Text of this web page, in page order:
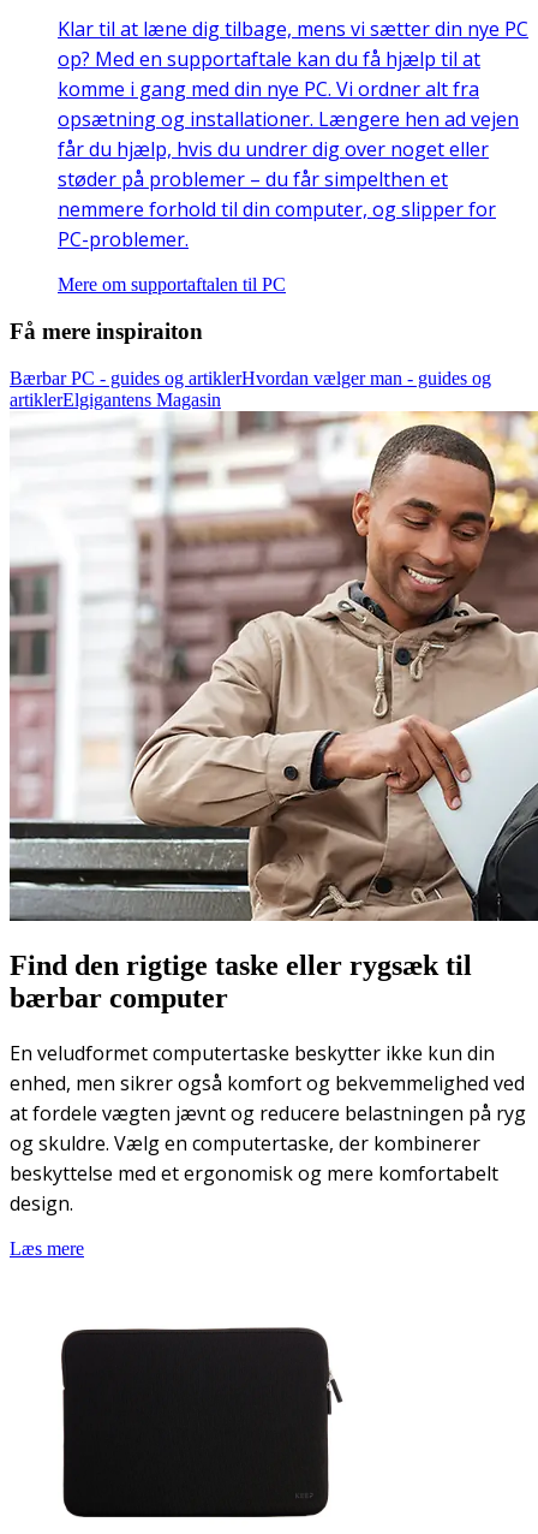
Klar til at læne dig tilbage, mens vi sætter din nye PC
op? Med en supportaftale kan du få hjælp til at
komme i gang med din nye PC. Vi ordner alt fra
opsætning og installationer. Længere hen ad vejen
får du hjælp, hvis du undrer dig over noget eller
støder på problemer – du får simpelthen et
nemmere forhold til din computer, og slipper for
PC-problemer.
Mere om supportaftalen til PC
Få mere inspiraiton
Bærbar PC - guides og artiklerHvordan vælger man - guides og
artiklerElgigantens Magasin
Find den rigtige taske eller rygsæk til
bærbar computer
En veludformet computertaske beskytter ikke kun din
enhed, men sikrer også komfort og bekvemmelighed ved
at fordele vægten jævnt og reducere belastningen på ryg
og skuldre. Vælg en computertaske, der kombinerer
beskyttelse med et ergonomisk og mere komfortabelt
design.
Læs mere